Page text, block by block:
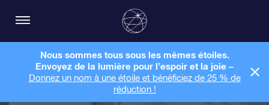
Nous sommes tous sous les mêmes étoiles.
Envoyez de la lumière pour l’espoir et la joie –
Donnez un nom à une étoile et bénéficiez de 25 % de
réduction !